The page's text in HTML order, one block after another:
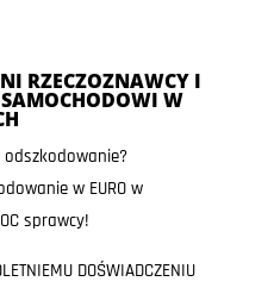
RZECZOZNAWCY I
SAMOCHODOWI W
w EURO w
sprawcy!
DOŚWIADCZENIU